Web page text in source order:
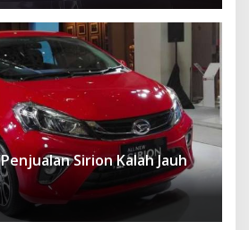
Sirion Kalah Jauh